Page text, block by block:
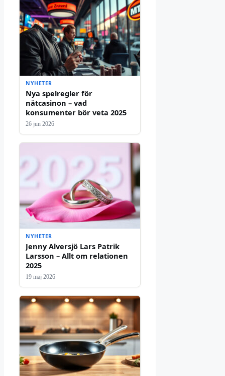
NYHETER
Nya spelregler för
nätcasinon – vad
konsumenter bör veta 2025
26 jun 2026
NYHETER
Jenny Alversjö Lars Patrik
Larsson – Allt om relationen
2025
19 maj 2026